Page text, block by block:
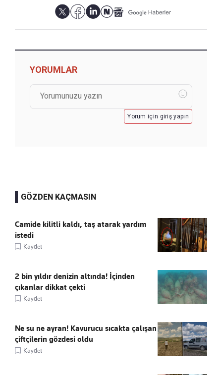
YORUMLAR
Yorum için giriş yapın
GÖZDEN KAÇMASIN
Camide kilitli kaldı, taş atarak yardım
istedi
Kaydet
2 bin yıldır denizin altında! İçinden
çıkanlar dikkat çekti
Kaydet
Ne su ne ayran! Kavurucu sıcakta çalışan
çiftçilerin gözdesi oldu
Kaydet